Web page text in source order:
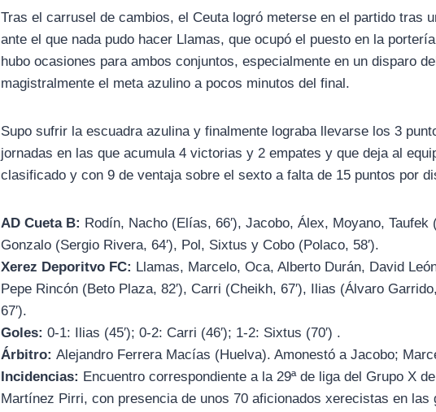
Tras el carrusel de cambios, el Ceuta logró meterse en el partido tras
ante el que nada pudo hacer Llamas, que ocupó el puesto en la
hubo ocasiones para ambos conjuntos, especialmente en un disparo
magistralmente el meta azulino a pocos minutos del final.
Supo sufrir la escuadra azulina y finalmente lograba llevarse los 3
jornadas en las que acumula 4 victorias y 2 empates y que deja al
clasificado y con 9 de ventaja sobre el sexto a falta de 15 puntos por
AD Cueta B: Rodín, Nacho (Elías, 66′), Jacobo, Álex, Moyano, Taufek
Gonzalo (Sergio Rivera, 64′), Pol, Sixtus y Cobo (Polaco, 58′).
Xerez Deporitvo FC: Llamas, Marcelo, Oca, Alberto Durán, David
Pepe Rincón (Beto Plaza, 82′), Carri (Cheikh, 67′), Ilias (Álvaro
67′).
Goles: 0-1: Ilias (45′); 0-2: Carri (46′); 1-2: Sixtus (70′) .
Árbitro: Alejandro Ferrera Macías (Huelva). Amonestó a Jacobo;
Incidencias: Encuentro correspondiente a la 29ª de liga del Grupo X
Martínez Pirri, con presencia de unos 70 aficionados xerecistas en las